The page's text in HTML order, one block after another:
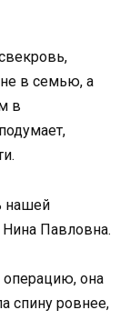
в семью, а
в
нашей
Нина Павловна.
она
спину ровнее,